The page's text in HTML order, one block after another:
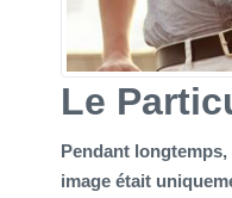
Le
Pendant
image était